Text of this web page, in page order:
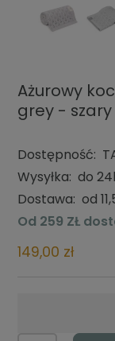
Ażurowy
grey -
Dostępność:
Wysyłka: do
Dostawa: od
Cena nie
Od 259 ZŁ
149,00 zł